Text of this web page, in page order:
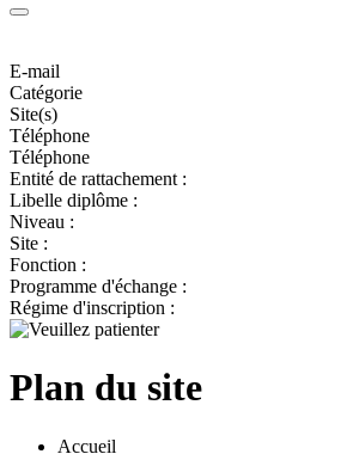
E-mail
Catégorie
Site(s)
Téléphone
Téléphone
Entité de rattachement :
Libelle diplôme :
Niveau :
Site :
Fonction :
Programme d'échange :
Régime d'inscription :
Plan du site
Accueil